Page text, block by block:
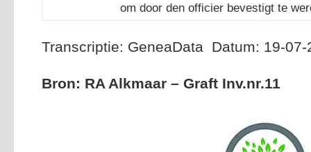
om door den officier bevestigt te
Transcriptie: GeneaData Datum: 19-07-
Bron: RA Alkmaar – Graft Inv.nr.11